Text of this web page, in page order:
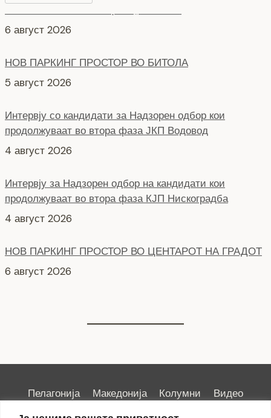
продолжуваат во втора фаза ЈКП Водовод
4 август 2026
продолжуваат во втора фаза КЈП Нискоградба
4 август 2026
Пелагонија Македонија Колумни
Видео